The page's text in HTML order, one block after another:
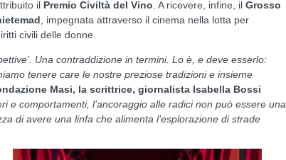
il Premio Civiltà del Vino . A ricevere, infine, il Grosso
, impegnata attraverso il cinema nella lotta per
civili delle donne.
Una contraddizione in termini. Lo è, e deve esserlo:
tenere care le nostre preziose tradizioni e insieme
Masi, la scrittrice, giornalista Isabella Bossi
e comportamenti, l’ancoraggio alle radici non può essere una
di avere una linfa che alimenta l’esplorazione di strade